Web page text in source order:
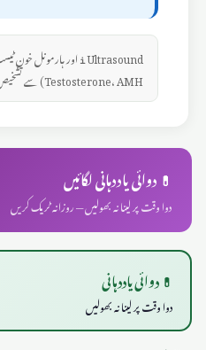
Testosterone، AMH) سے تشخیص ہوتی ہے۔
💊 دوائی یاددہانی لگائیں
دوا وقت پر لینا نہ بھولیں — روزانہ ٹریک کریں
💊 دوائی یاددہانی
دوا وقت پر لینا نہ بھولیں